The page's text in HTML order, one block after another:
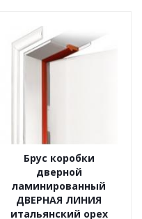
Брус коробки
дверной
ламинированный
ДВЕРНАЯ ЛИНИЯ
итальянский орех